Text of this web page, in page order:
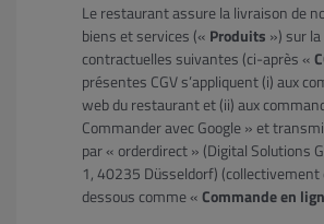
Le restaurant assure la livraison de
biens et services (« Produits ») sur
contractuelles suivantes (ci-après «
présentes CGV s’appliquent (i) aux
web du restaurant et (ii) aux
Commander avec Google » et
par « orderdirect » (Digital Solutions
1, 40235 Düsseldorf) (collectivement
dessous comme «Commande en